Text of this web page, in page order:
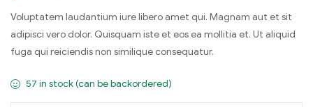
Voluptatem laudantium iure libero amet qui. Magnam aut et sit
adipisci vero dolor. Quisquam iste et eos ea mollitia et. Ut aliquid
fuga qui reiciendis non similique consequatur.
57 in stock (can be backordered)